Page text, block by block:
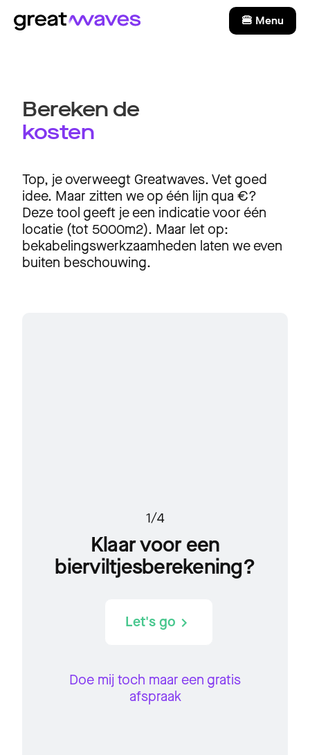
🍔 Menu
Bereken de
kosten
Top, je overweegt Greatwaves. Vet goed
idee. Maar zitten we op één lijn qua €?
Deze tool geeft je een indicatie voor één
locatie (tot 5000m2). Maar let op:
bekabelingswerkzaamheden laten we even
buiten beschouwing.
1/4
Klaar voor een
bierviltjesberekening?
Let's go
Doe mij toch maar een gratis
afspraak